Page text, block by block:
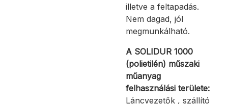
illetve a feltapadás.
Nem dagad, jól
megmunkálható.
A SOLIDUR 1000
(polietilén) műszaki
műanyag
felhasználási területe:
Láncvezetők , szállító